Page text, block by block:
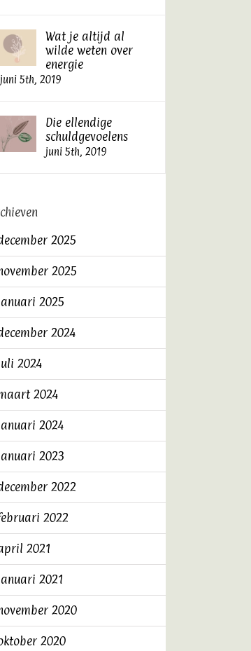
Wat je altijd al
wilde weten over
energie
juni 5th, 2019
Die ellendige
schuldgevoelens
juni 5th, 2019
2025
2025
2025
2024
2024
2024
2024
2023
2022
2022
2021
2021
2020
2020